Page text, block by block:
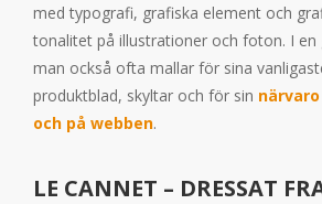
med typografi, grafiska element och
tonalitet på illustrationer och foton. I en
man också ofta mallar för sina
produktblad, skyltar och för sin
och på webben.
LE CANNET – DRESSAT